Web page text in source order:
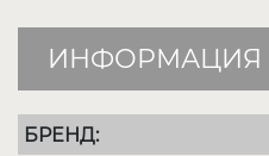
ИНФОРМАЦИЯ
БРЕНД: